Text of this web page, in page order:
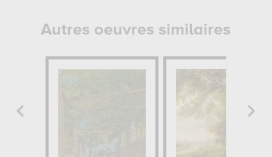
Autres oeuvres similaires